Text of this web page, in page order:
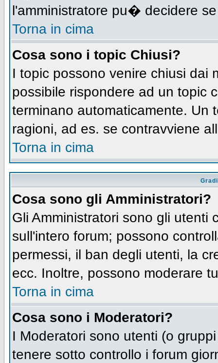
l'amministratore pu� decidere
Torna in cima
Cosa sono i topic Chiusi?
I topic possono venire chiusi
possibile rispondere ad un topic
terminano automaticamente.
ragioni, ad es. se contravviene
Torna in cima
Cosa sono gli Amministratori?
Gli Amministratori sono gli
sull'intero forum; possono
permessi, il ban degli utenti, la
ecc. Inoltre, possono moderare
Torna in cima
Cosa sono i Moderatori?
I Moderatori sono utenti (o
tenere sotto controllo i forum